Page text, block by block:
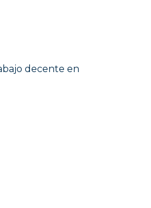
decente en